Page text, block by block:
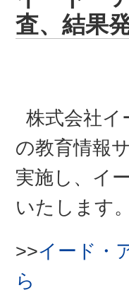
査、結果
株式会社イ
の教育情報
実施し、イ
いたします。
>>イード・
ら